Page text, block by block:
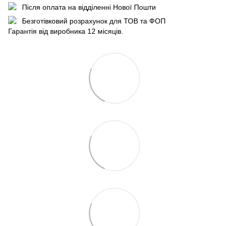
Після оплата на відділенні Нової Пошти
Безготівковий розрахунок для ТОВ та ФОП
Гарантія від виробника 12 місяців.